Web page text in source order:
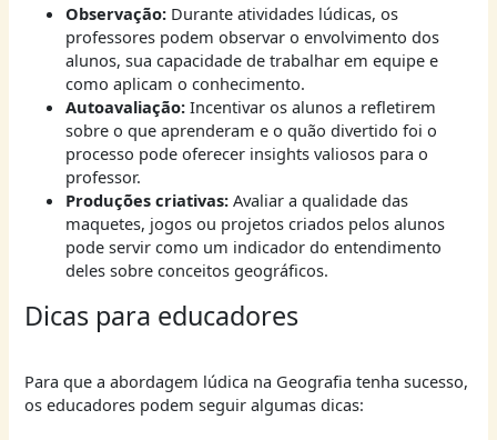
Observação:Durante atividades lúdicas, os
professores podem observar o envolvimento dos
alunos, sua capacidade de trabalhar em equipe e
como aplicam o conhecimento.
Autoavaliação:Incentivar os alunos a refletirem
sobre o que aprenderam e o quão divertido foi o
processo pode oferecer insights valiosos para o
professor.
Produções criativas:Avaliar a qualidade das
maquetes, jogos ou projetos criados pelos alunos
pode servir como um indicador do entendimento
deles sobre conceitos geográficos.
Dicas para educadores
Para que a abordagem lúdica na Geografia tenha sucesso,
os educadores podem seguir algumas dicas: